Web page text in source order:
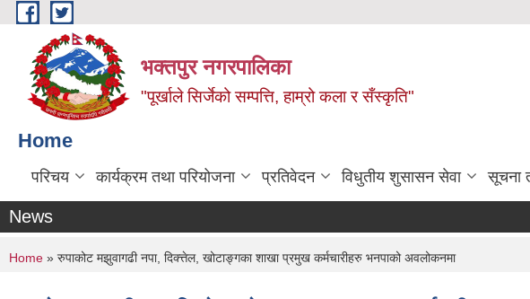
Skip to main content
भक्तपुर नगरपालिका
"पूर्खाले सिर्जेको सम्पत्ति, हाम्रो कला र सँस्कृति"
Home
परिचय कार्यक्रम तथा परियोजना प्रतिवेदन विधुतीय शुसासन सेवा सूचना
News
You are here
Home » रुपाकोट मझुवागढी नपा, दिक्त्तेल, खोटाङ्गका शाखा प्रमुख कर्मचारीहरु भनपाको अवलोकनमा